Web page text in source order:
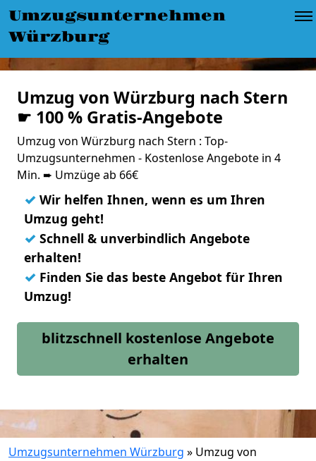
Umzugsunternehmen
Würzburg
Umzug von Würzburg nach Stern
☛ 100 % Gratis-Angebote
Umzug von Würzburg nach Stern : Top-
Umzugsunternehmen - Kostenlose Angebote in 4
Min. ➨ Umzüge ab 66€
✓ Wir helfen Ihnen, wenn es um Ihren
Umzug geht!
✓ Schnell & unverbindlich Angebote
erhalten!
✓ Finden Sie das beste Angebot für Ihren
Umzug!
blitzschnell kostenlose Angebote
erhalten
Umzugsunternehmen Würzburg » Umzug von